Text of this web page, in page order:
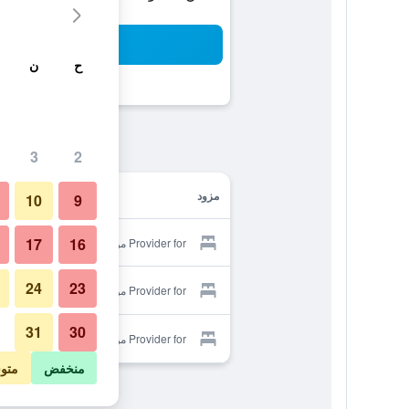
مزود
Provider for مونتوك أوشنسايد سويتس
Provider for مونتوك أوشنسايد سويتس
Provider for مونتوك أوشنسايد سويتس
ح ن
2
3
9
10
16
17
23
24
30
31
منخفض